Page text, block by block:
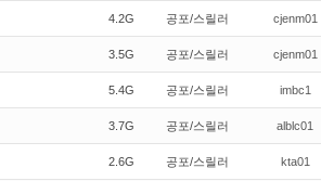
4.2G 공포/스릴러 cjenm01
3.5G 공포/스릴러 cjenm01
5.4G 공포/스릴러 imbc1
3.7G 공포/스릴러 alblc01
2.6G 공포/스릴러 kta01